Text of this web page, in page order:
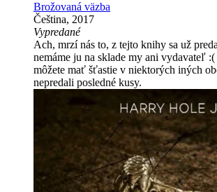
Brožovaná väzba
Čeština, 2017
Vypredané
Ach, mrzí nás to, z tejto knihy sa už
nemáme ju na sklade my ani vydavateľ
môžete mať šťastie v niektorých iných
nepredali posledné kusy.